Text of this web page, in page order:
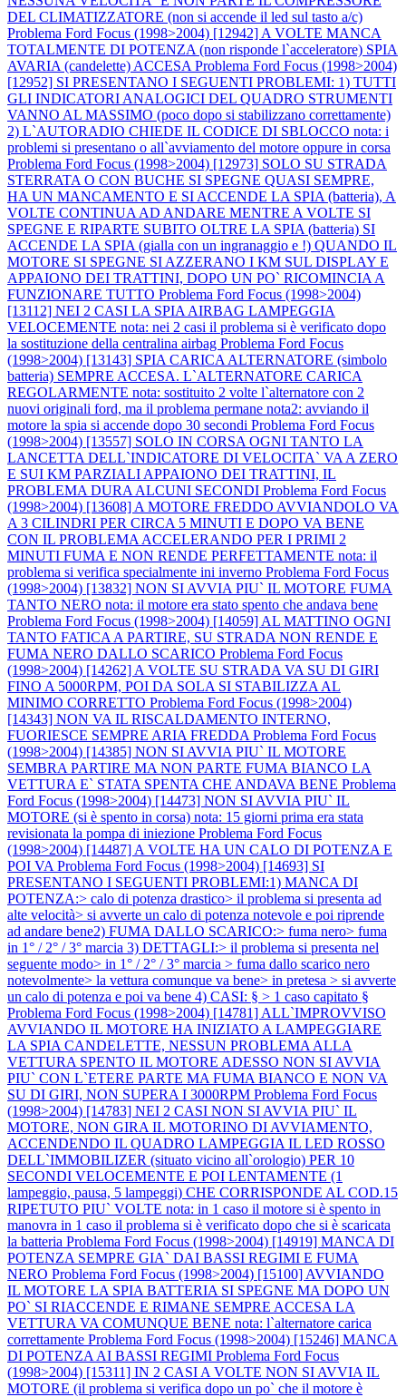
DEL CLIMATIZZATORE (non si accende il led sul tasto a/c)
Problema Ford Focus (1998>2004) [12942] A VOLTE MANCA
TOTALMENTE DI POTENZA (non risponde l`acceleratore) SPIA
AVARIA (candelette) ACCESA Problema Ford Focus (1998>2004)
[12952] SI PRESENTANO I SEGUENTI PROBLEMI: 1) TUTTI
GLI INDICATORI ANALOGICI DEL QUADRO STRUMENTI
VANNO AL MASSIMO (poco dopo si stabilizzano correttamente)
2) L`AUTORADIO CHIEDE IL CODICE DI SBLOCCO nota: i
problemi si presentano o all`avviamento del motore oppure in corsa
Problema Ford Focus (1998>2004) [12973] SOLO SU STRADA
STERRATA O CON BUCHE SI SPEGNE QUASI SEMPRE,
HA UN MANCAMENTO E SI ACCENDE LA SPIA (batteria), A
VOLTE CONTINUA AD ANDARE MENTRE A VOLTE SI
SPEGNE E RIPARTE SUBITO OLTRE LA SPIA (batteria) SI
ACCENDE LA SPIA (gialla con un ingranaggio e !) QUANDO IL
MOTORE SI SPEGNE SI AZZERANO I KM SUL DISPLAY E
APPAIONO DEI TRATTINI, DOPO UN PO` RICOMINCIA A
FUNZIONARE TUTTO Problema Ford Focus (1998>2004)
[13112] NEI 2 CASI LA SPIA AIRBAG LAMPEGGIA
VELOCEMENTE nota: nei 2 casi il problema si è verificato dopo
la sostituzione della centralina airbag Problema Ford Focus
(1998>2004) [13143] SPIA CARICA ALTERNATORE (simbolo
batteria) SEMPRE ACCESA. L`ALTERNATORE CARICA
REGOLARMENTE nota: sostituito 2 volte l`alternatore con 2
nuovi originali ford, ma il problema permane nota2: avviando il
motore la spia si accende dopo 30 secondi Problema Ford Focus
(1998>2004) [13557] SOLO IN CORSA OGNI TANTO LA
LANCETTA DELL`INDICATORE DI VELOCITA` VA A ZERO
E SUI KM PARZIALI APPAIONO DEI TRATTINI, IL
PROBLEMA DURA ALCUNI SECONDI Problema Ford Focus
(1998>2004) [13608] A MOTORE FREDDO AVVIANDOLO VA
A 3 CILINDRI PER CIRCA 5 MINUTI E DOPO VA BENE
CON IL PROBLEMA ACCELERANDO PER I PRIMI 2
MINUTI FUMA E NON RENDE PERFETTAMENTE nota: il
problema si verifica specialmente ini inverno Problema Ford Focus
(1998>2004) [13832] NON SI AVVIA PIU` IL MOTORE FUMA
TANTO NERO nota: il motore era stato spento che andava bene
Problema Ford Focus (1998>2004) [14059] AL MATTINO OGNI
TANTO FATICA A PARTIRE, SU STRADA NON RENDE E
FUMA NERO DALLO SCARICO Problema Ford Focus
(1998>2004) [14262] A VOLTE SU STRADA VA SU DI GIRI
FINO A 5000RPM, POI DA SOLA SI STABILIZZA AL
MINIMO CORRETTO Problema Ford Focus (1998>2004)
[14343] NON VA IL RISCALDAMENTO INTERNO,
FUORIESCE SEMPRE ARIA FREDDA Problema Ford Focus
(1998>2004) [14385] NON SI AVVIA PIU` IL MOTORE
SEMBRA PARTIRE MA NON PARTE FUMA BIANCO LA
VETTURA E` STATA SPENTA CHE ANDAVA BENE Problema
Ford Focus (1998>2004) [14473] NON SI AVVIA PIU` IL
MOTORE (si è spento in corsa) nota: 15 giorni prima era stata
revisionata la pompa di iniezione Problema Ford Focus
(1998>2004) [14487] A VOLTE HA UN CALO DI POTENZA E
POI VA Problema Ford Focus (1998>2004) [14693] SI
PRESENTANO I SEGUENTI PROBLEMI:1) MANCA DI
POTENZA:> calo di potenza drastico> il problema si presenta ad
alte velocità> si avverte un calo di potenza notevole e poi riprende
ad andare bene2) FUMA DALLO SCARICO:> fuma nero> fuma
in 1° / 2° / 3° marcia 3) DETTAGLI:> il problema si presenta nel
seguente modo> in 1° / 2° / 3° marcia > fuma dallo scarico nero
notevolmente> la vettura comunque va bene> in pretesa > si avverte
un calo di potenza e poi va bene 4) CASI: § > 1 caso capitato §
Problema Ford Focus (1998>2004) [14781] ALL`IMPROVVISO
AVVIANDO IL MOTORE HA INIZIATO A LAMPEGGIARE
LA SPIA CANDELETTE, NESSUN PROBLEMA ALLA
VETTURA SPENTO IL MOTORE ADESSO NON SI AVVIA
PIU` CON L`ETERE PARTE MA FUMA BIANCO E NON VA
SU DI GIRI, NON SUPERA I 3000RPM Problema Ford Focus
(1998>2004) [14783] NEI 2 CASI NON SI AVVIA PIU` IL
MOTORE, NON GIRA IL MOTORINO DI AVVIAMENTO,
ACCENDENDO IL QUADRO LAMPEGGIA IL LED ROSSO
DELL`IMMOBILIZER (situato vicino all`orologio) PER 10
SECONDI VELOCEMENTE E POI LENTAMENTE (1
lampeggio, pausa, 5 lampeggi) CHE CORRISPONDE AL COD.15
RIPETUTO PIU` VOLTE nota: in 1 caso il motore si è spento in
manovra in 1 caso il problema si è verificato dopo che si è scaricata
la batteria Problema Ford Focus (1998>2004) [14919] MANCA DI
POTENZA SEMPRE GIA` DAI BASSI REGIMI E FUMA
NERO Problema Ford Focus (1998>2004) [15100] AVVIANDO
IL MOTORE LA SPIA BATTERIA SI SPEGNE MA DOPO UN
PO` SI RIACCENDE E RIMANE SEMPRE ACCESA LA
VETTURA VA COMUNQUE BENE nota: l`alternatore carica
correttamente Problema Ford Focus (1998>2004) [15246] MANCA
DI POTENZA AI BASSI REGIMI Problema Ford Focus
(1998>2004) [15311] IN 2 CASI A VOLTE NON SI AVVIA IL
MOTORE (il problema si verifica dopo un po` che il motore è